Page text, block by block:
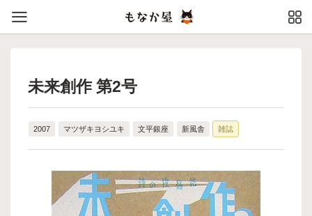
未来創作 第2号
2007 マツザキヨシユキ 文平銀座 新風舎 雑誌